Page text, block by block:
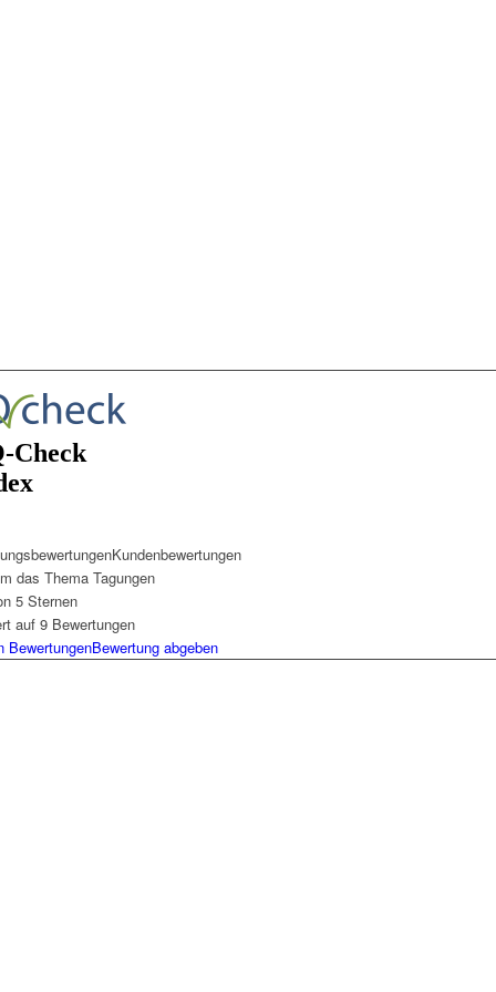
Kundenbewertungen
das Thema Tagungen
5 Sternen
auf9 Bewertungen
BewertungenBewertung abgeben